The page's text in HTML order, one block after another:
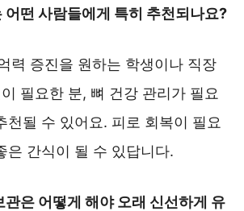
어떤 사람들에게 특히 추천되나요?
력 증진을 원하는 학생이나 직장
필요한 분, 뼈 건강 관리가 필요
천될 수 있어요. 피로 회복이 필요
은 간식이 될 수 있답니다.
관은 어떻게 해야 오래 신선하게 유